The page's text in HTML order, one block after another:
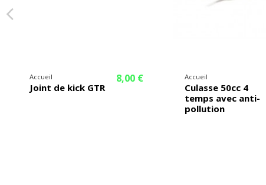
Accueil
Joint de kick GTR
8,00 € Accueil
Culasse 50cc 4
temps avec anti-
pollution